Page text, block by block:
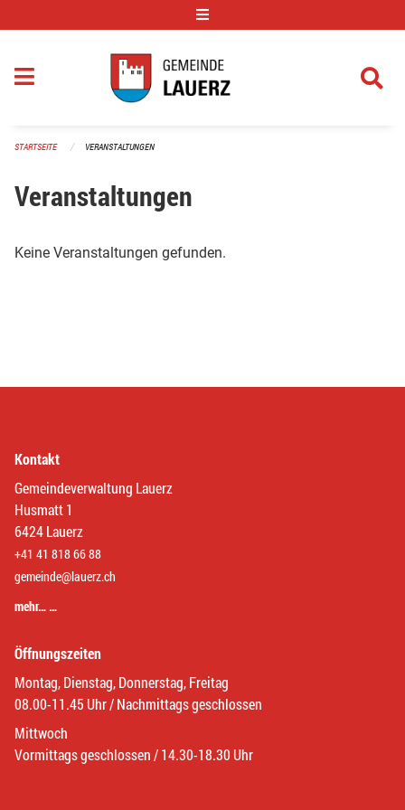
STARTSEITE VERANSTALTUNGEN
Veranstaltungen
Keine Veranstaltungen gefunden.
Kontakt
Gemeindeverwaltung Lauerz
Husmatt 1
6424 Lauerz
+41 41 818 66 88
gemeinde@lauerz.ch
mehr… …
Öffnungszeiten
Montag, Dienstag, Donnerstag, Freitag
08.00-11.45 Uhr / Nachmittags geschlossen
Mittwoch
Vormittags geschlossen / 14.30-18.30 Uhr